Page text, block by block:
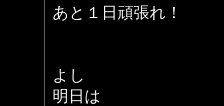
あと１日頑張れ！
よし
明日は